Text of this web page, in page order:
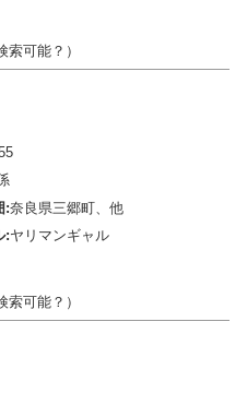
可能？）
:奈良県三郷町、他
:ヤリマンギャル
可能？）